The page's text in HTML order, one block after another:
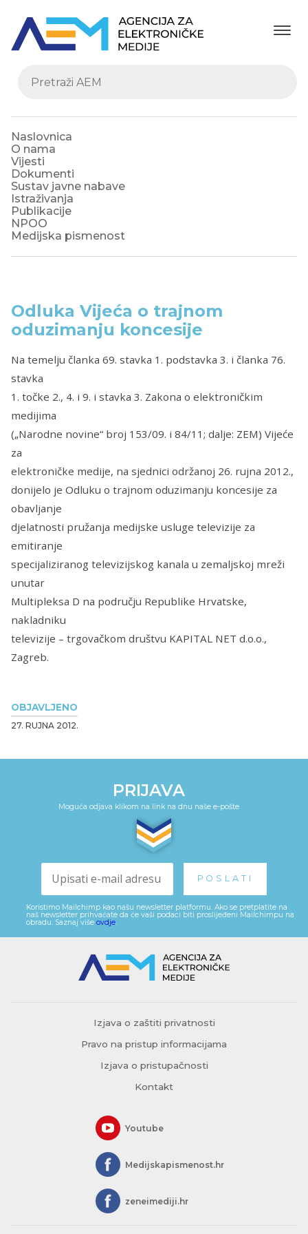
Naslovnica
O nama
Vijesti
Dokumenti
Sustav javne nabave
Istraživanja
Publikacije
NPOO
Medijska pismenost
OBJAVLJENO
27. RUJNA 2012.
Odluka Vijeća o trajnom
oduzimanju koncesije
Na temelju članka 69. stavka 1. podstavka 3. i članka 76.
stavka
1. točke 2., 4. i 9. i stavka 3. Zakona o elektroničkim
medijima
(„Narodne novine“ broj 153/09. i 84/11; dalje: ZEM) Vijeće
za
elektroničke medije, na sjednici održanoj 26. rujna 2012.,
donijelo je Odluku o trajnom oduzimanju koncesije za
obavljanje
djelatnosti pružanja medijske usluge televizije za
emitiranje
specijaliziranog televizijskog kanala u zemaljskoj mreži
unutar
Multipleksa D na području Republike Hrvatske,
nakladniku
televizije – trgovačkom društvu KAPITAL NET d.o.o.,
Zagreb.
PRIJAVA
Moguća odjava klikom na link na dnu naše e-pošte
Koristimo Mailchimp kao našu newsletter platformu. Ako se pretplatite na
naš newsletter prihvaćate da će vaši podaci biti proslijeđeni Mailchimpu na
obradu. Saznaj više ovdje
Izjava o zaštiti privatnosti
Pravo na pristup informacijama
Izjava o pristupačnosti
Kontakt
Youtube
Medijskapismenost.hr
zeneimediji.hr